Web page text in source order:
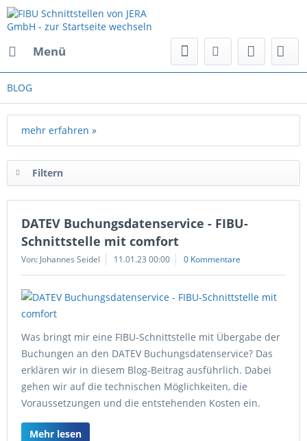
Menü
BLOG
mehr erfahren »
Filtern
DATEV Buchungsdatenservice - FIBU-
Schnittstelle mit comfort
Von: Johannes Seidel 11.01.23 00:00 0 Kommentare
Was bringt mir eine FIBU-Schnittstelle mit Übergabe der
Buchungen an den DATEV Buchungsdatenservice? Das
erklären wir in diesem Blog-Beitrag ausführlich. Dabei
gehen wir auf die technischen Möglichkeiten, die
Voraussetzungen und die entstehenden Kosten ein.
Mehr lesen